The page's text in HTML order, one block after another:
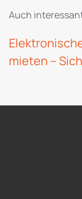
Auch
mieten –